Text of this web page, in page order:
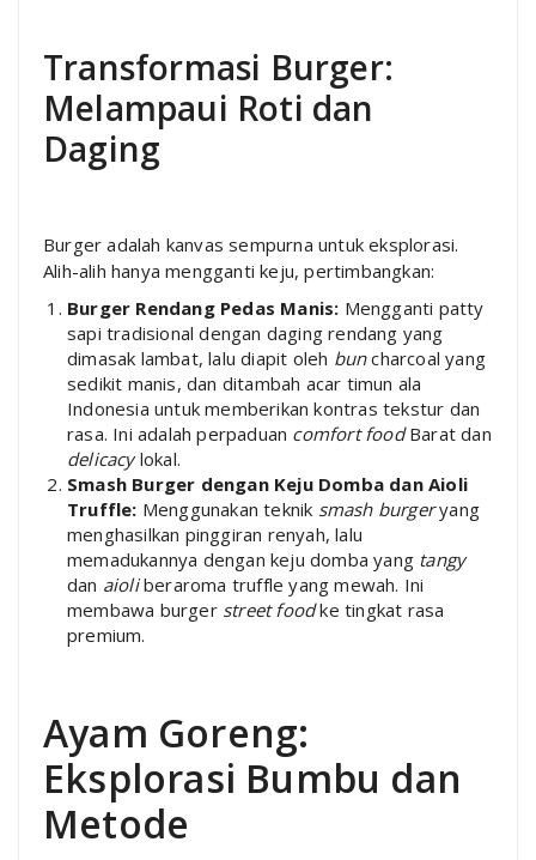
Transformasi Burger:
Melampaui Roti dan
Daging
Burger adalah kanvas sempurna untuk eksplorasi.
Alih-alih hanya mengganti keju, pertimbangkan:
Burger Rendang Pedas Manis: Mengganti patty
sapi tradisional dengan daging rendang yang
dimasak lambat, lalu diapit oleh buncharcoal yang
sedikit manis, dan ditambah acar timun ala
Indonesia untuk memberikan kontras tekstur dan
rasa. Ini adalah perpaduan comfort foodBarat dan
delicacylokal.
Smash Burger dengan Keju Domba dan Aioli
Truffle: Menggunakan teknik smash burgeryang
menghasilkan pinggiran renyah, lalu
memadukannya dengan keju domba yang tangy
dan aioliberaroma truffle yang mewah. Ini
membawa burger street foodke tingkat rasa
premium.
Ayam Goreng:
Eksplorasi Bumbu dan
Metode